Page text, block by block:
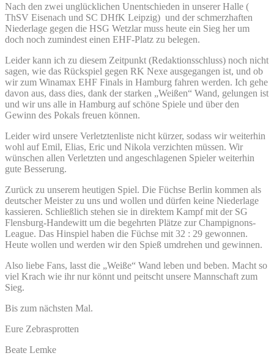
Nach den zwei unglücklichen Unentschieden in unserer Halle (
ThSV Eisenach und SC DHfK Leipzig) und der schmerzhaften
Niederlage gegen die HSG Wetzlar muss heute ein Sieg her um
doch noch zumindest einen EHF-Platz zu belegen.
Leider kann ich zu diesem Zeitpunkt (Redaktionsschluss) noch nicht
sagen, wie das Rückspiel gegen RK Nexe ausgegangen ist, und ob
wir zum Winamax EHF Finals in Hamburg fahren werden. Ich gehe
davon aus, dass dies, dank der starken „Weißen“ Wand, gelungen ist
und wir uns alle in Hamburg auf schöne Spiele und über den
Gewinn des Pokals freuen können.
Leider wird unsere Verletztenliste nicht kürzer, sodass wir weiterhin
wohl auf Emil, Elias, Eric und Nikola verzichten müssen. Wir
wünschen allen Verletzten und angeschlagenen Spieler weiterhin
gute Besserung.
Zurück zu unserem heutigen Spiel. Die Füchse Berlin kommen als
deutscher Meister zu uns und wollen und dürfen keine Niederlage
kassieren. Schließlich stehen sie in direktem Kampf mit der SG
Flensburg-Handewitt um die begehrten Plätze zur Champignons-
League. Das Hinspiel haben die Füchse mit 32 : 29 gewonnen.
Heute wollen und werden wir den Spieß umdrehen und gewinnen.
Also liebe Fans, lasst die „Weiße“ Wand leben und beben. Macht so
viel Krach wie ihr nur könnt und peitscht unsere Mannschaft zum
Sieg.
Bis zum nächsten Mal.
Eure Zebrasprotten
Beate Lemke